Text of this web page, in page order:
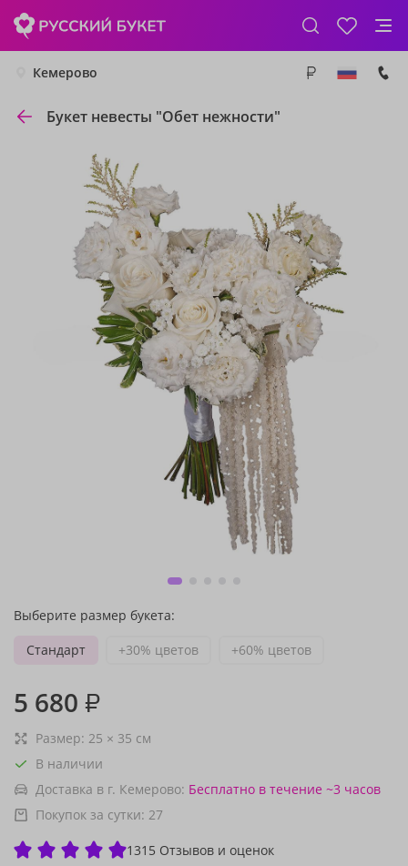
Кемерово
Букет невесты "Обет нежности"
Выберите размер букета:
Стандарт
+30% цветов +60% цветов
5 680 ₽
Размер: 25 × 35 см
В наличии
Доставка в г. Кемерово: Бесплатно в течение ~3 часов
Покупок за сутки: 27
1315 Отзывов и оценок